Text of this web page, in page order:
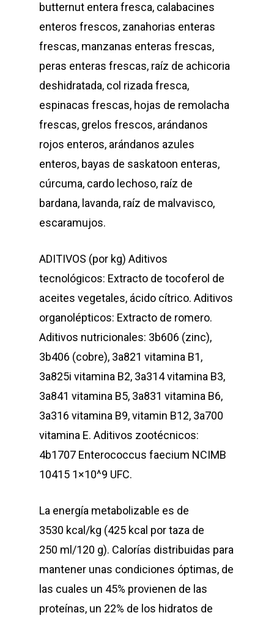
butternut entera fresca, calabacines
enteros frescos, zanahorias enteras
frescas, manzanas enteras frescas,
peras enteras frescas, raíz de achicoria
deshidratada, col rizada fresca,
espinacas frescas, hojas de remolacha
frescas, grelos frescos, arándanos
rojos enteros, arándanos azules
enteros, bayas de saskatoon enteras,
cúrcuma, cardo lechoso, raíz de
bardana, lavanda, raíz de malvavisco,
escaramujos.
ADITIVOS (por kg) Aditivos
tecnológicos: Extracto de tocoferol de
aceites vegetales, ácido cítrico. Aditivos
organolépticos: Extracto de romero.
Aditivos nutricionales: 3b606 (zinc),
3b406 (cobre), 3a821 vitamina B1,
3a825i vitamina B2, 3a314 vitamina B3,
3a841 vitamina B5, 3a831 vitamina B6,
3a316 vitamina B9, vitamin B12, 3a700
vitamina E. Aditivos zootécnicos:
4b1707 Enterococcus faecium NCIMB
10415 1×10^9 UFC.
La energía metabolizable es de
3530 kcal/kg (425 kcal por taza de
250 ml/120 g). Calorías distribuidas para
mantener unas condiciones óptimas, de
las cuales un 45% provienen de las
proteínas, un 22% de los hidratos de